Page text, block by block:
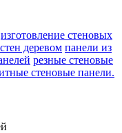
изготовление стеновых
деревом панели из
резные стеновые
стеновые панели.